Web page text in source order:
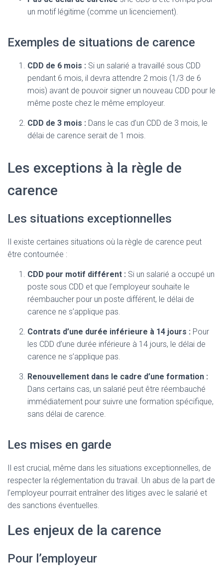
un motif légitime (comme un licenciement).
Exemples de situations de carence
CDD de 6 mois : Si un salarié a travaillé sous CDD
pendant 6 mois, il devra attendre 2 mois (1/3 de 6
mois) avant de pouvoir signer un nouveau CDD pour le
même poste chez le même employeur.
CDD de 3 mois : Dans le cas d’un CDD de 3 mois, le
délai de carence serait de 1 mois.
Les exceptions à la règle de
carence
Les situations exceptionnelles
Il existe certaines situations où la règle de carence peut
être contournée :
CDD pour motif différent : Si un salarié a occupé un
poste sous CDD et que l’employeur souhaite le
réembaucher pour un poste différent, le délai de
carence ne s’applique pas.
Contrats d’une durée inférieure à 14 jours : Pour
les CDD d’une durée inférieure à 14 jours, le délai de
carence ne s’applique pas.
Renouvellement dans le cadre d’une formation :
Dans certains cas, un salarié peut être réembauché
immédiatement pour suivre une formation spécifique,
sans délai de carence.
Les mises en garde
Il est crucial, même dans les situations exceptionnelles, de
respecter la réglementation du travail. Un abus de la part de
l’employeur pourrait entraîner des litiges avec le salarié et
des sanctions éventuelles.
Les enjeux de la carence
Pour l’employeur